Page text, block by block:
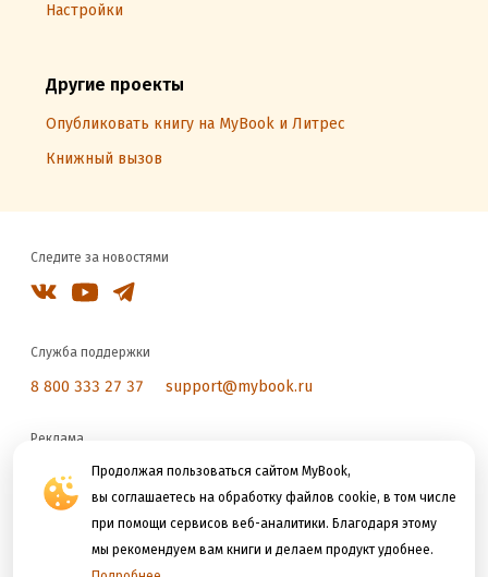
Продолжая пользоваться сайтом MyBook,
вы соглашаетесь на обработку файлов cookie, в том числе
при помощи сервисов веб-аналитики. Благодаря этому
мы рекомендуем вам книги и делаем продукт удобнее.
Настройки
Другие проекты
Опубликовать книгу на MyBook и Литрес
Книжный вызов
Следите за новостями
Служба поддержки
8 800 333 27 37 support@mybook.ru
Реклама
reklama@litres.ru
Мы принимаем к оплате